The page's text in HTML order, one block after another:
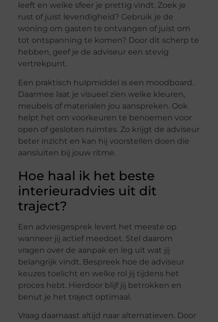
leeft en welke sfeer je prettig vindt. Zoek je
rust of juist levendigheid? Gebruik je de
woning om gasten te ontvangen of juist om
tot ontspanning te komen? Door dit scherp te
hebben, geef je de adviseur een stevig
vertrekpunt.
Een praktisch hulpmiddel is een moodboard.
Daarmee laat je visueel zien welke kleuren,
meubels of materialen jou aanspreken. Ook
helpt het om voorkeuren te benoemen voor
open of gesloten ruimtes. Zo krijgt de adviseur
beter inzicht en kan hij voorstellen doen die
aansluiten bij jouw ritme.
Hoe haal ik het beste
interieuradvies uit dit
traject?
Een adviesgesprek levert het meeste op
wanneer jij actief meedoet. Stel daarom
vragen over de aanpak en leg uit wat jij
belangrijk vindt. Bespreek hoe de adviseur
keuzes toelicht en welke rol jij tijdens het
proces hebt. Hierdoor blijf jij betrokken en
benut je het traject optimaal.
Vraag daarnaast altijd naar alternatieven. Door